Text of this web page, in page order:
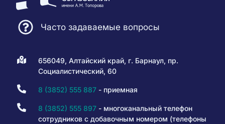
Часто задаваемые вопросы
656049, Алтайский край, г. Барнаул, пр.
Социалистический, 60
8 (3852) 555 887- приемная
8 (3852) 555 897- многоканальный телефон
сотрудников с добавочным номером (телефоны